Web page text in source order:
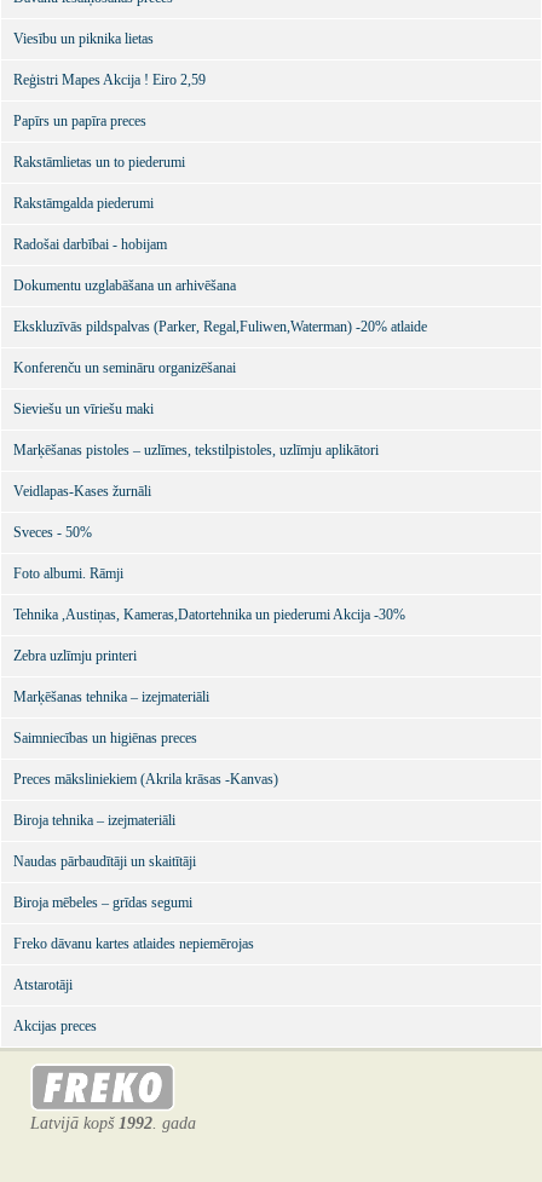
Viesību un piknika lietas
Reģistri Mapes Akcija ! Eiro 2,59
Papīrs un papīra preces
Rakstāmlietas un to piederumi
Rakstāmgalda piederumi
Radošai darbībai - hobijam
Dokumentu uzglabāšana un arhivēšana
Ekskluzīvās pildspalvas (Parker, Regal,Fuliwen,Waterman) -20% atlaide
Konferenču un semināru organizēšanai
Sieviešu un vīriešu maki
Marķēšanas pistoles – uzlīmes, tekstilpistoles, uzlīmju aplikātori
Veidlapas-Kases žurnāli
Sveces - 50%
Foto albumi. Rāmji
Tehnika ,Austiņas, Kameras,Datortehnika un piederumi Akcija -30%
Zebra uzlīmju printeri
Marķēšanas tehnika – izejmateriāli
Saimniecības un higiēnas preces
Preces māksliniekiem (Akrila krāsas -Kanvas)
Biroja tehnika – izejmateriāli
Naudas pārbaudītāji un skaitītāji
Biroja mēbeles – grīdas segumi
Freko dāvanu kartes atlaides nepiemērojas
Atstarotāji
Akcijas preces
Latvijā kopš 1992. gada